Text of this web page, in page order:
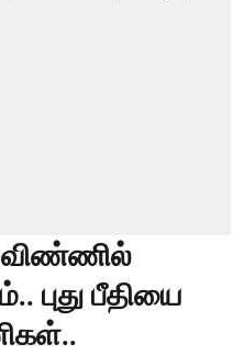
விண்ணில்
புது பீதியை